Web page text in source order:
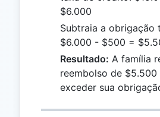
$6.000
Subtraia a obrigação
$6.000 - $500 =
Resultado: A família
reembolso de $5.500
exceder sua